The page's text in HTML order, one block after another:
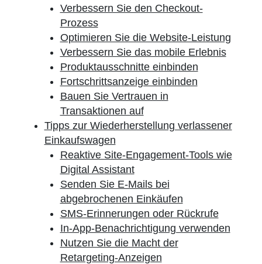
Verbessern Sie den Checkout-
Prozess
Optimieren Sie die Website-Leistung
Verbessern Sie das mobile Erlebnis
Produktausschnitte einbinden
Fortschrittsanzeige einbinden
Bauen Sie Vertrauen in
Transaktionen auf
Tipps zur Wiederherstellung verlassener
Einkaufswagen
Reaktive Site-Engagement-Tools wie
Digital Assistant
Senden Sie E-Mails bei
abgebrochenen Einkäufen
SMS-Erinnerungen oder Rückrufe
In-App-Benachrichtigung verwenden
Nutzen Sie die Macht der
Retargeting-Anzeigen